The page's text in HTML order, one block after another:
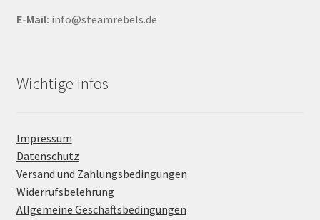
E-Mail: info@steamrebels.de
Wichtige Infos
Impressum
Datenschutz
Versand und Zahlungsbedingungen
Widerrufsbelehrung
Allgemeine Geschäftsbedingungen